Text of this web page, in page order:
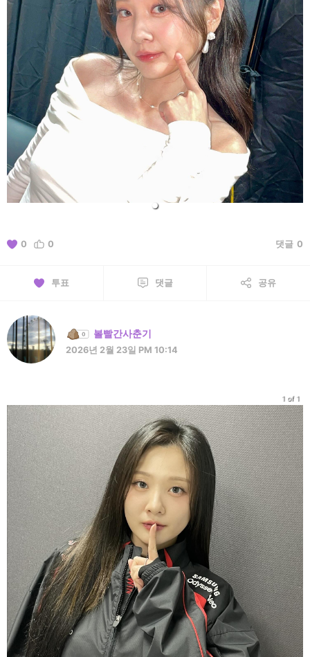
0 0 댓글 0
투표 댓글 공유
볼빨간사춘기
2026년 2월 23일 PM 10:14
1 of 1